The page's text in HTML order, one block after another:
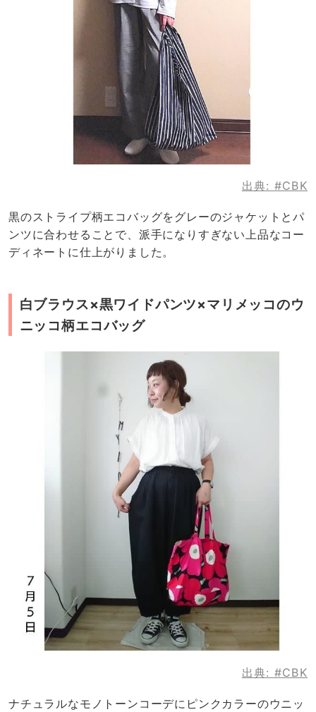
出典: #CBK
黒のストライプ柄エコバッグをグレーのジャケットとパ
ンツに合わせることで、派手になりすぎない上品なコー
ディネートに仕上がりました。
白ブラウス×黒ワイドパンツ×マリメッコのウ
ニッコ柄エコバッグ
出典: #CBK
ナチュラルなモノトーンコーデにピンクカラーのウニッ